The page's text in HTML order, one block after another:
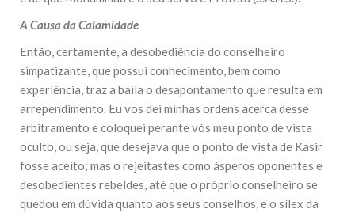
Falecimento do Imam Ali Ibn Al-Hussein
Em nome de Deus, o Clemente, o Misericordioso! Diante da
data em que relembramos o martírio do quarto Imam dos
muçulmanos, o Imam Ali Ibn Al-Hussein Ibn Ali Ibn Abi Táleb
(A.S.), conhecido por “Zein Al-Ábidin” (Formosura
NOTÍCIAS
3 DE JULHO DE 2014
ministro das Relações Exteriores da
República Islâmica do Irã
A Causa da Calamidade
Então, certamente, a desobediência do conselheiro
simpatizante, que possui conhecimento, bem como
experiência, traz a baila o desapontamento que resulta em
arrependimento. Eu vos dei minhas ordens acerca desse
arbitramento e coloquei perante vós meu ponto de vista
oculto, ou seja, que desejava que o ponto de vista de Kasir
fosse aceito; mas o rejeitastes como ásperos oponentes e
desobedientes rebeldes, até que o próprio conselheiro se
quedou em dúvida quanto aos seus conselhos, e o sílex da